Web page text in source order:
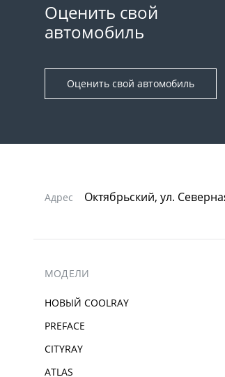
Оценить свой
автомобиль
Оценить свой автомобиль
Адрес Октябрьский, ул.
МОДЕЛИ
НОВЫЙ COOLRAY
PREFACE
CITYRAY
ATLAS